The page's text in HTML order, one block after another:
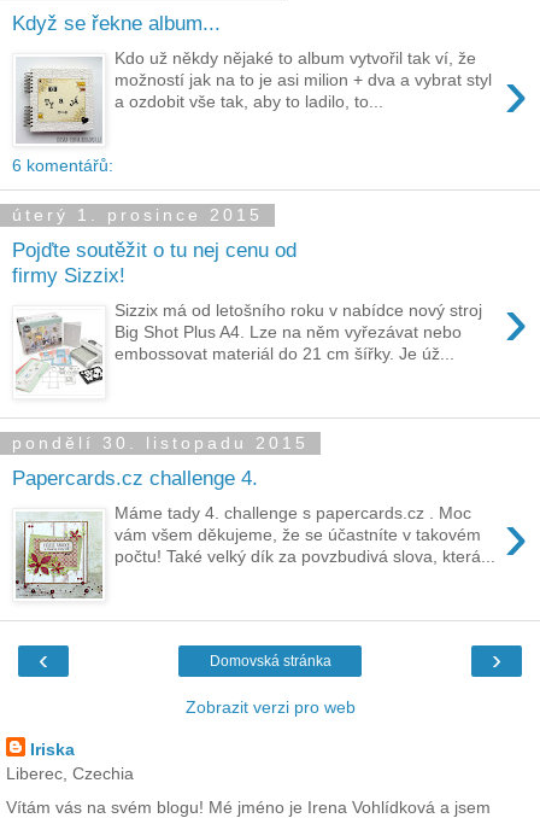
Když se řekne album...
›
Kdo už někdy nějaké to album vytvořil tak ví, že
možností jak na to je asi milion + dva a vybrat styl
a ozdobit vše tak, aby to ladilo, to...
6 komentářů:
úterý 1. prosince 2015
Pojďte soutěžit o tu nej cenu od
firmy Sizzix!
›
Sizzix má od letošního roku v nabídce nový stroj
Big Shot Plus A4. Lze na něm vyřezávat nebo
embossovat materiál do 21 cm šířky. Je úž...
pondělí 30. listopadu 2015
Papercards.cz challenge 4.
›
Máme tady 4. challenge s papercards.cz . Moc
vám všem děkujeme, že se účastníte v takovém
počtu! Také velký dík za povzbudivá slova, která...
‹ ›
Domovská stránka
Zobrazit verzi pro web
Iriska
Liberec, Czechia
Vítám vás na svém blogu! Mé jméno je Irena Vohlídková a jsem